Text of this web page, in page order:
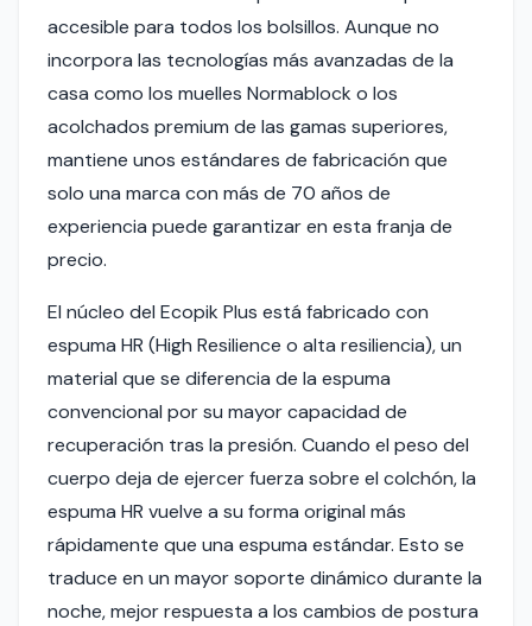
accesible para todos los bolsillos. Aunque no
incorpora las tecnologías más avanzadas de la
casa como los muelles Normablock o los
acolchados premium de las gamas superiores,
mantiene unos estándares de fabricación que
solo una marca con más de 70 años de
experiencia puede garantizar en esta franja de
precio.
El núcleo del Ecopik Plus está fabricado con
espuma HR (High Resilience o alta resiliencia), un
material que se diferencia de la espuma
convencional por su mayor capacidad de
recuperación tras la presión. Cuando el peso del
cuerpo deja de ejercer fuerza sobre el colchón, la
espuma HR vuelve a su forma original más
rápidamente que una espuma estándar. Esto se
traduce en un mayor soporte dinámico durante la
noche, mejor respuesta a los cambios de postura